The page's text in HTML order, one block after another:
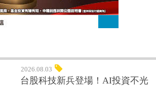
2026.08.03
台股科技新兵登場！AI投資不光